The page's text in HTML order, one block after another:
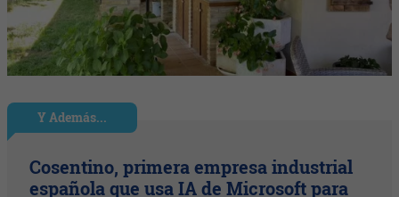
Y Además...
Cosentino, primera empresa industrial
española que usa IA de Microsoft para